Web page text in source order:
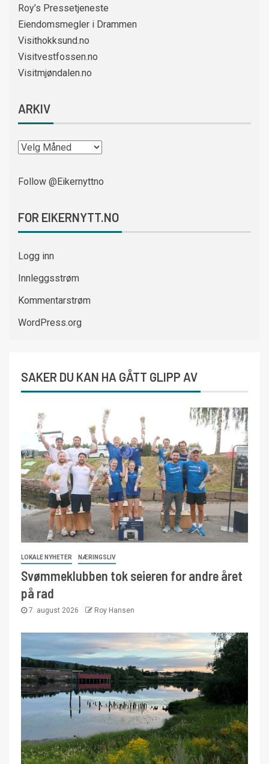
Roy’s Pressetjeneste
Eiendomsmegler i Drammen
Visithokksund.no
Visitvestfossen.no
Visitmjøndalen.no
ARKIV
Follow @Eikernyttno
FOR EIKERNYTT.NO
Logg inn
Innleggsstrøm
Kommentarstrøm
WordPress.org
SAKER DU KAN HA GÅTT GLIPP AV
LOKALE NYHETER NÆRINGSLIV
Svømmeklubben tok seieren for andre året
på rad
7. august 2026 Roy Hansen